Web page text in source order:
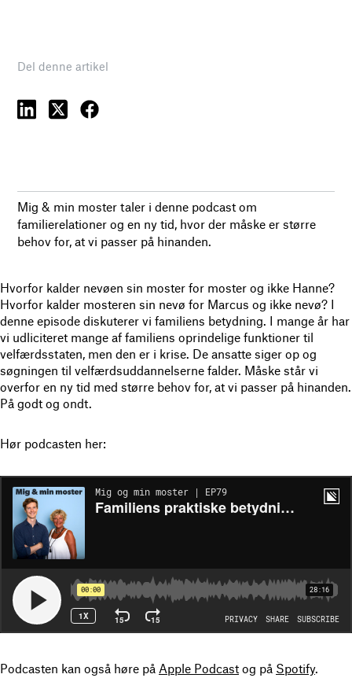
Del denne artikel
Mig & min moster taler i denne podcast om
familierelationer og en ny tid, hvor der måske er større
behov for, at vi passer på hinanden.
Hvorfor kalder nevøen sin moster for moster og ikke Hanne?
Hvorfor kalder mosteren sin nevø for Marcus og ikke nevø? I
denne episode diskuterer vi familiens betydning. I mange år har
vi udliciteret mange af familiens oprindelige funktioner til
velfærdsstaten, men den er i krise. De ansatte siger op og
søgningen til velfærdsuddannelserne falder. Måske står vi
overfor en ny tid med større behov for, at vi passer på hinanden.
På godt og ondt.
Hør podcasten her:
Podcasten kan også høre på Apple Podcast og på Spotify.